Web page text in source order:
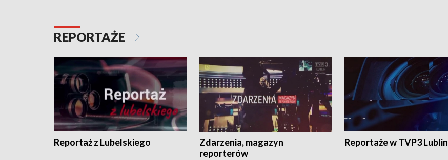
REPORTAŻE
Reportaż z Lubelskiego
Zdarzenia, magazyn
reporterów
Reportaże w TVP3 Lublin